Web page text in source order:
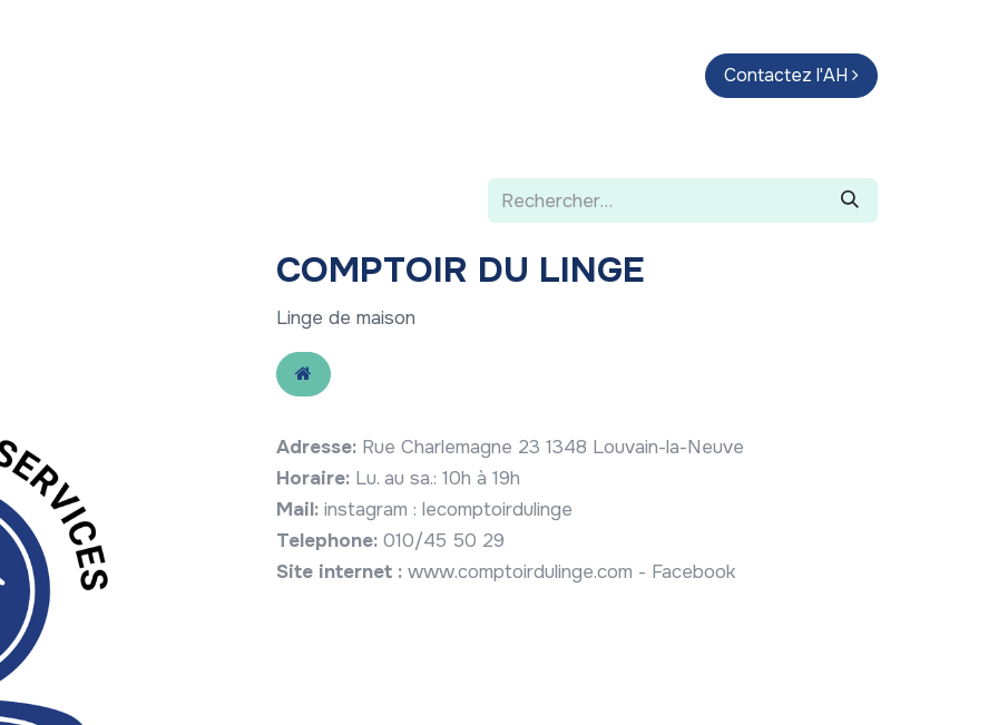
Parcours d'artistes Guide
Contactez l'AH
COMPTOIR DU LINGE
Linge de maison
Adresse: Rue Charlemagne 23 1348 Louvain-la-Neuve
Horaire: Lu. au sa.: 10h à 19h
Mail: instagram : lecomptoirdulinge
Telephone: 010/45 50 29
Site internet : www.comptoirdulinge.com - Facebook